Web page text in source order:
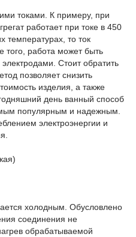
токами. К примеру, при
работает при токе в 450
температурах, то ток
того, работа может быть
Стоит обратить
позволяет снизить
изделия, а также
день ванный способ
популярным и надежным.
электроэнергии и
холодным. Обусловлено
соединения не
обрабатываемой